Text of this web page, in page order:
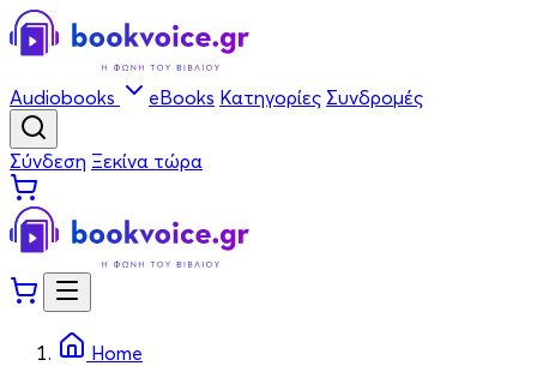
Audiobooks eBooks Κατηγορίες Συνδρομές
Σύνδεση Ξεκίνα τώρα
Home